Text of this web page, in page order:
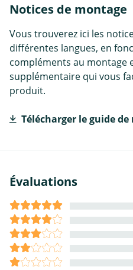
Notices de montage
Vous trouverez ici les
différentes langues, en
compléments au montage
supplémentaire qui vous
produit.
Télécharger le guide
Évaluations